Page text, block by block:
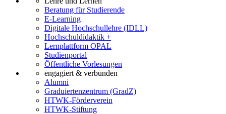
Beratung für Studierende
E-Learning
Digitale Hochschullehre (IDLL)
Hochschuldidaktik +
Lernplattform OPAL
Studienportal
Öffentliche Vorlesungen
engagiert & verbunden
Alumni
Graduiertenzentrum (GradZ)
HTWK-Förderverein
HTWK-Stiftung